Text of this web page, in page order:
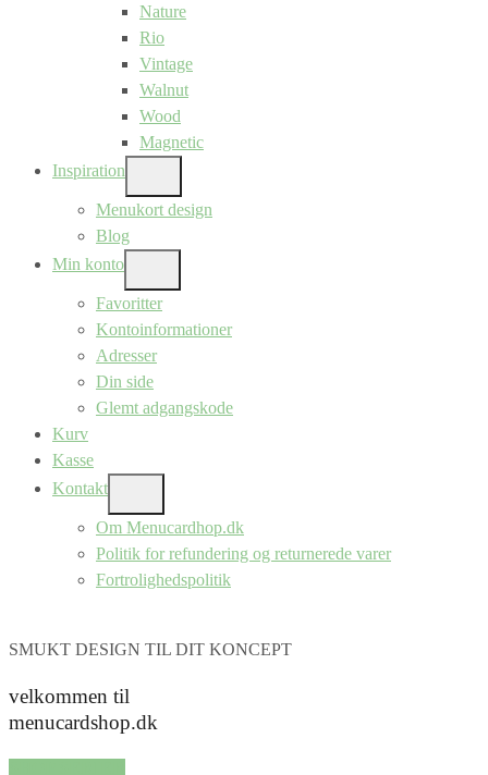
Nature
Rio
Vintage
Walnut
Wood
Magnetic
Inspiration
SUB
MENU
Menukort design
Blog
Min konto
SUB
MENU
Favoritter
Kontoinformationer
Adresser
Din side
Glemt adgangskode
Kurv
Kasse
Kontakt
SUB
MENU
Om Menucardhop.dk
Politik for refundering og returnerede varer
Fortrolighedspolitik
SMUKT DESIGN TIL DIT KONCEPT
velkommen til
menucardshop.dk